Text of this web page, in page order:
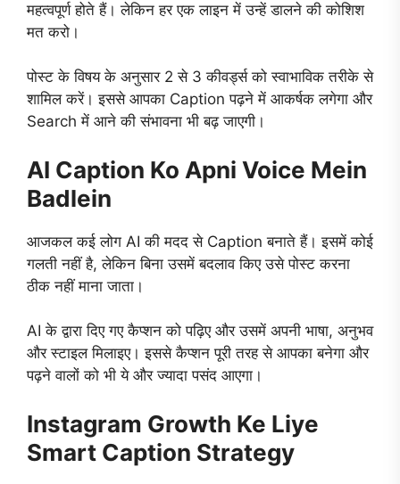
महत्वपूर्ण होते हैं। लेकिन हर एक लाइन में उन्हें डालने की कोशिश
मत करो।
पोस्ट के विषय के अनुसार 2 से 3 कीवर्ड्स को स्वाभाविक तरीके से
शामिल करें। इससे आपका Caption पढ़ने में आकर्षक लगेगा और
Search में आने की संभावना भी बढ़ जाएगी।
AI Caption Ko Apni Voice Mein
Badlein
आजकल कई लोग AI की मदद से Caption बनाते हैं। इसमें कोई
गलती नहीं है, लेकिन बिना उसमें बदलाव किए उसे पोस्ट करना
ठीक नहीं माना जाता।
AI के द्वारा दिए गए कैप्शन को पढ़िए और उसमें अपनी भाषा, अनुभव
और स्टाइल मिलाइए। इससे कैप्शन पूरी तरह से आपका बनेगा और
पढ़ने वालों को भी ये और ज्यादा पसंद आएगा।
Instagram Growth Ke Liye
Smart Caption Strategy